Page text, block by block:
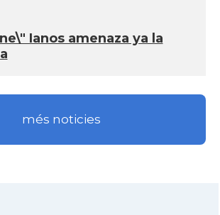
Ianos amenaza ya la
més noticies